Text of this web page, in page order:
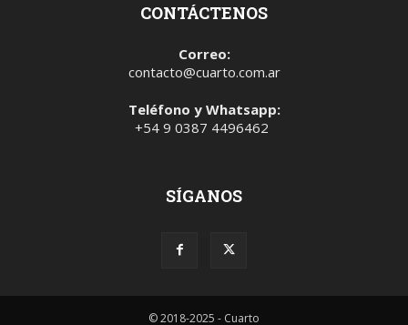
CONTÁCTENOS
Correo:
contacto@cuarto.com.ar
Teléfono y Whatsapp:
+54 9 0387 4496462
SÍGANOS
© 2018-2025 - Cuarto